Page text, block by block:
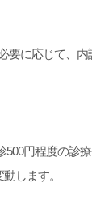
に応じて、内
500円程度の診
します。